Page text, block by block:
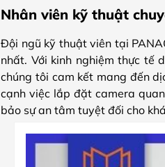
Nhân viên kỹ thuật
Đội ngũ kỹ thuật viên tại
nhất. Với kinh nghiệm thực tế
chúng tôi cam kết mang đến
cạnh việc lắp đặt camera
bảo sự an tâm tuyệt đối cho